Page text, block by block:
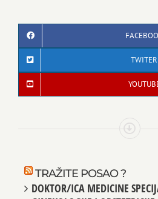
TRAŽITE POSAO ?